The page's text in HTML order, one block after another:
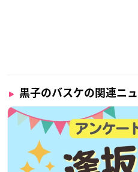
黒子のバスケの関連ニ